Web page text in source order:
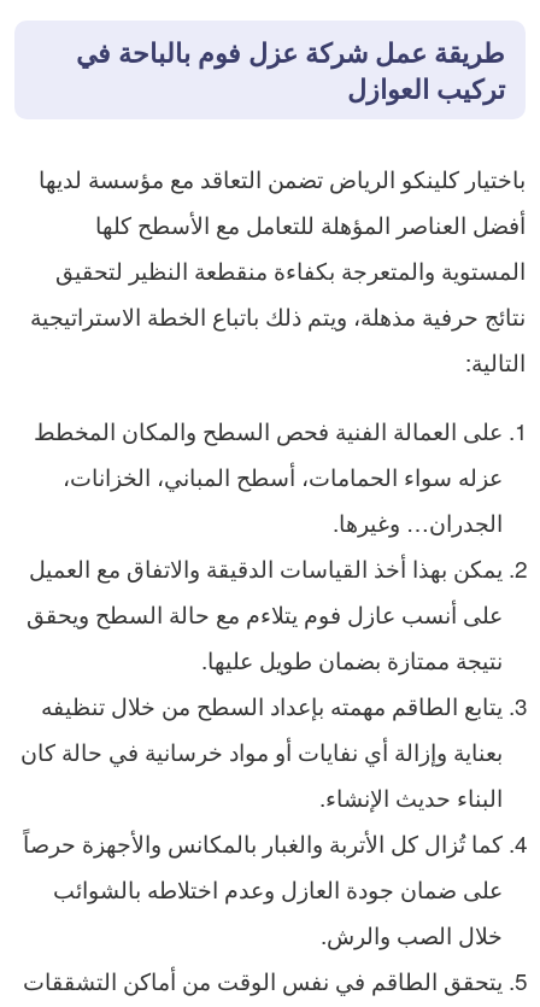
طريقة عمل شركة عزل فوم بالباحة في
تركيب العوازل
باختيار كلينكو الرياض تضمن التعاقد مع مؤسسة لديها
أفضل العناصر المؤهلة للتعامل مع الأسطح كلها
المستوية والمتعرجة بكفاءة منقطعة النظير لتحقيق
نتائج حرفية مذهلة، ويتم ذلك باتباع الخطة الاستراتيجية
التالية:
على العمالة الفنية فحص السطح والمكان المخطط
عزله سواء الحمامات، أسطح المباني، الخزانات،
الجدران… وغيرها.
يمكن بهذا أخذ القياسات الدقيقة والاتفاق مع العميل
على أنسب عازل فوم يتلاءم مع حالة السطح ويحقق
نتيجة ممتازة بضمان طويل عليها.
يتابع الطاقم مهمته بإعداد السطح من خلال تنظيفه
بعناية وإزالة أي نفايات أو مواد خرسانية في حالة كان
البناء حديث الإنشاء.
كما تُزال كل الأتربة والغبار بالمكانس والأجهزة حرصاً
على ضمان جودة العازل وعدم اختلاطه بالشوائب
خلال الصب والرش.
يتحقق الطاقم في نفس الوقت من أماكن التشققات